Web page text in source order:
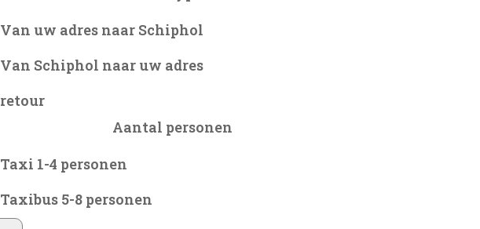
Van uw adres naar Schiphol
Van Schiphol naar uw adres
retour
Aantal personen
Taxi 1-4 personen
Taxibus 5-8 personen